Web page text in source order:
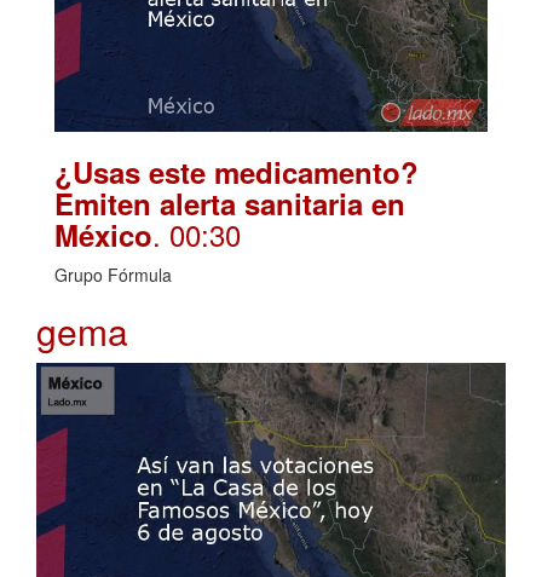
¿Usas este medicamento?
Emiten alerta sanitaria en
México. 00:30
Grupo Fórmula
gema